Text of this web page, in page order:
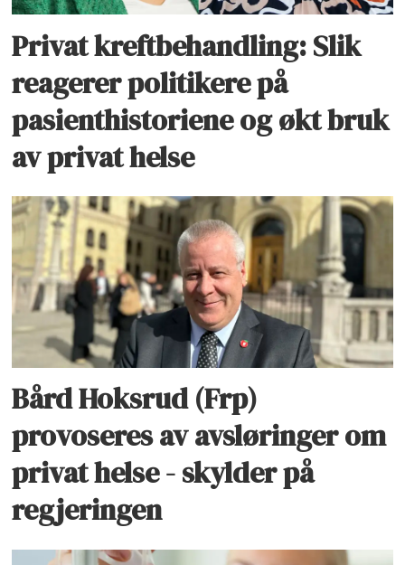
Privat kreftbehandling: Slik
reagerer politikere på
pasienthistoriene og økt bruk
av privat helse
Bård Hoksrud (Frp)
provoseres av avsløringer om
privat helse - skylder på
regjeringen